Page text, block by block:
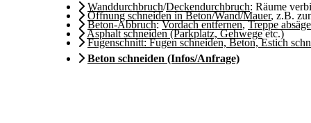
Wanddurchbruch/Deckendurchbruch: Räume
Öffnung schneiden in Beton/Wand/Mauer, z.B.
Beton-Abbruch:Vordach entfernen,Treppe
Asphalt schneiden (Parkplatz, Gehwegeetc.)
Fugenschnitt: Fugen schneiden, Beton, Estich
Beton schneiden (Infos/Anfrage)